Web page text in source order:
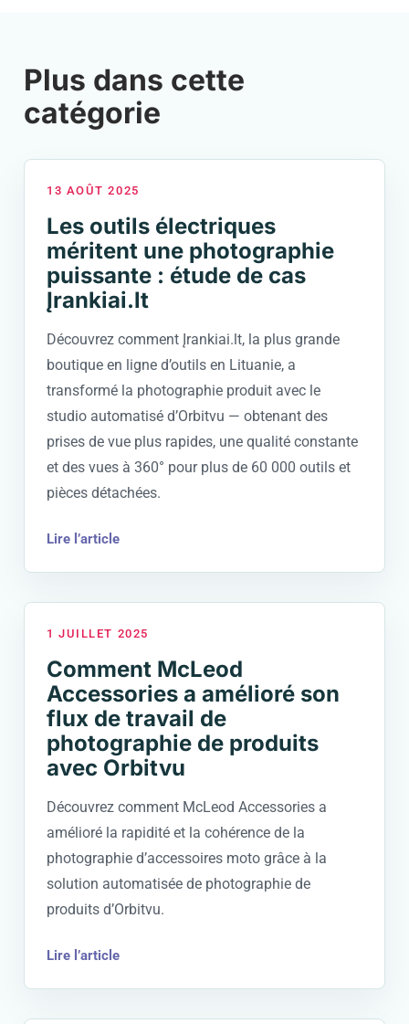
Plus dans cette
catégorie
13 AOÛT 2025
Les outils électriques
méritent une photographie
puissante : étude de cas
Įrankiai.lt
Découvrez comment Įrankiai.lt, la plus grande
boutique en ligne d’outils en Lituanie, a
transformé la photographie produit avec le
studio automatisé d’Orbitvu — obtenant des
prises de vue plus rapides, une qualité constante
et des vues à 360° pour plus de 60 000 outils et
pièces détachées.
Lire l’article
1 JUILLET 2025
Comment McLeod
Accessories a amélioré son
flux de travail de
photographie de produits
avec Orbitvu
Découvrez comment McLeod Accessories a
amélioré la rapidité et la cohérence de la
photographie d’accessoires moto grâce à la
solution automatisée de photographie de
produits d’Orbitvu.
Lire l’article